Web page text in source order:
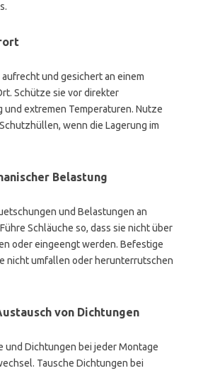
und gesichert an einem
Schütze sie vor direkter
und extremen Temperaturen. Nutze
wenn die Lagerung im
Belastung
und Belastungen an
Schläuche so, dass sie nicht über
oder eingeengt werden. Befestige
nicht umfallen oder herunterrutschen
von Dichtungen
und Dichtungen bei jeder Montage
Tausche Dichtungen bei